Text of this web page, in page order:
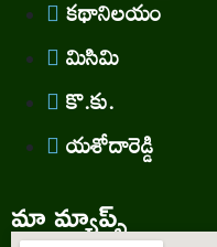
కథానిలయం
మిసిమి
కొ.కు.
యశోదారెడ్డి
మా మ్యాప్స్